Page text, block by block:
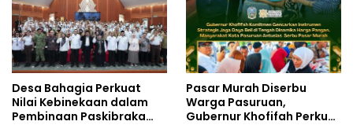
Desa Bahagia Perkuat
Nilai Kebinekaan dalam
Pembinaan Paskibraka
Pasar Murah Diserbu
Warga Pasuruan,
Gubernur Khofifah Perkuat